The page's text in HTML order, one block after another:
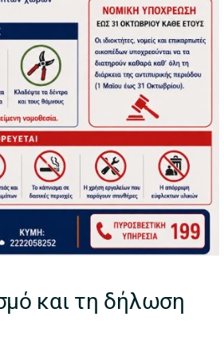
και τη δήλωση